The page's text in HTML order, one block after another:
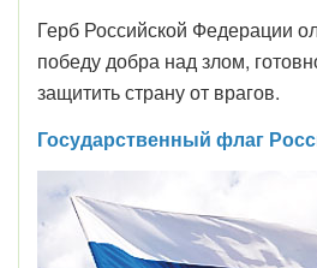
Герб Российской Федерации
победу добра над злом,
защитить страну от врагов.
Государственный флаг